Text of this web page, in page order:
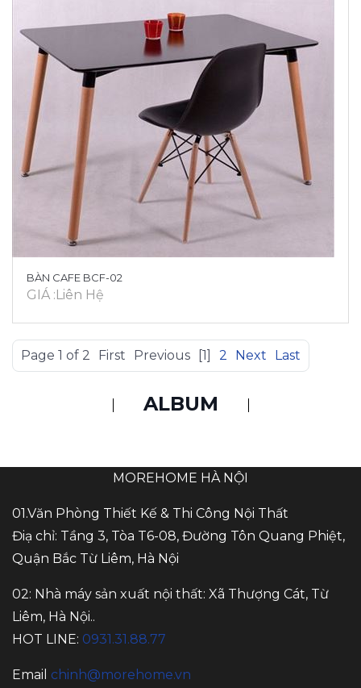
BÀN CAFE BCF-02
GIÁ :Liên Hệ
Page 1 of 2 First Previous [1] 2 Next Last
ALBUM
MOREHOME HÀ NỘI
01.Văn Phòng Thiết Kế & Thi Công Nội Thất
Điạ chỉ: Tầng 3, Tòa T6-08, Đường Tôn Quang Phiệt,
Quận Bắc Từ Liêm, Hà Nội
02: Nhà máy sản xuất nội thất: Xã Thượng Cát, Từ
Liêm, Hà Nội..
HOT LINE: 0931.31.88.77
Email chinh@morehome.vn